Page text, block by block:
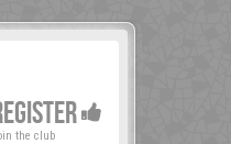
the club